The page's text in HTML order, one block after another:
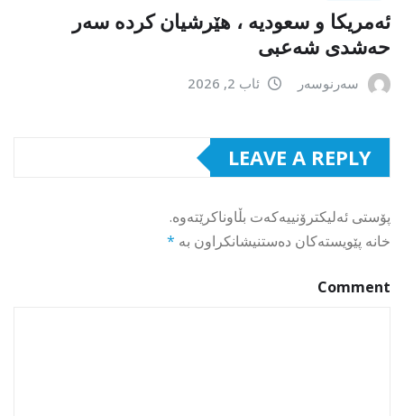
ئەمریکا و سعودیە ، هێرشیان کردە سەر
حەشدی شەعبی
سەرنوسەر ئاب 2, 2026
LEAVE A REPLY
پۆستی ئەلیکترۆنییەکەت بڵاوناکرێتەوە.
خانە پێویستەکان دەستنیشانکراون بە *
Comment